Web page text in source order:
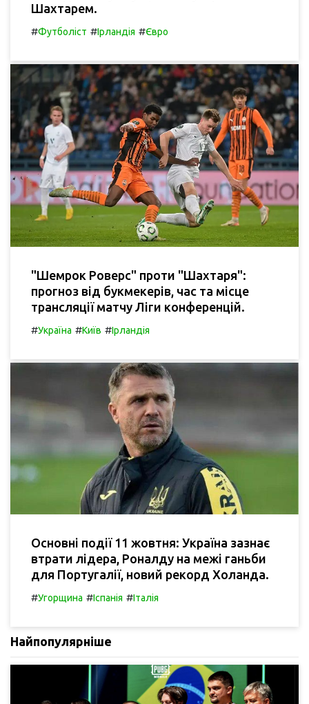
Шахтарем.
#Футболіст #Ірландія #Євро
"Шемрок Роверс" проти "Шахтаря":
прогноз від букмекерів, час та місце
трансляції матчу Ліги конференцій.
#Україна #Київ #Ірландія
Основні події 11 жовтня: Україна зазнає
втрати лідера, Роналду на межі ганьби
для Португалії, новий рекорд Холанда.
#Угорщина #Іспанія #Італія
Найпопулярніше